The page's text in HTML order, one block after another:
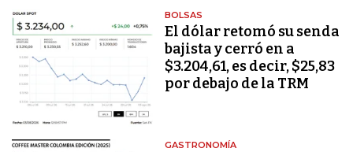
BOLSAS
El dólar retomó su senda
bajista y cerró en a
$3.204,61, es decir, $25,83
por debajo de la TRM
GASTRONOMÍA